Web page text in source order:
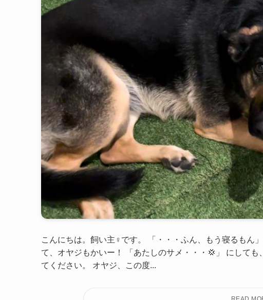
こんにちは。飼い主♀です。 「・・・ふん、もう寝るもん
て、オヤジもかいー！ 「あたしのサメ・・・💢」 にして
てください。 オヤジ、この度...